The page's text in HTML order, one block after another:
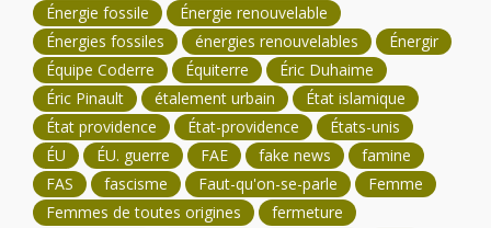
Énergie fossile
Énergie renouvelable
Énergies fossiles
énergies renouvelables
Énergir
Équipe Coderre
Équiterre
Éric Duhaime
Éric Pinault
étalement urbain
État islamique
État providence
État-providence
États-unis
ÉU
ÉU. guerre FAE fake news
famine
FAS
fascisme Faut-qu'on-se-parle
Femme
Femmes de toutes origines
fermeture